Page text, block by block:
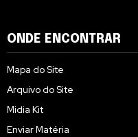
ONDE ENCONTRAR
Mapa do Site
Arquivo do Site
Midia Kit
Enviar Matéria